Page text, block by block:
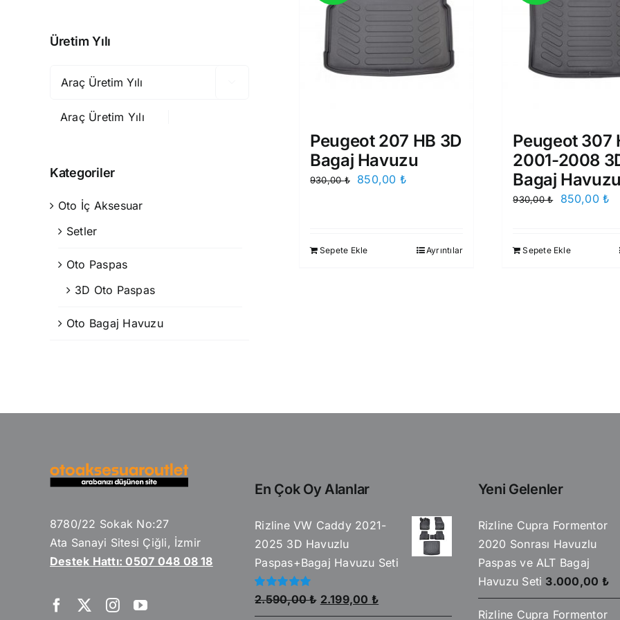
Peugeot 207 HB 3D
Bagaj Havuzu
930,00₺
Orijinal
850,00 ₺
Sepete Ekle Ayrıntılar
Peugeot 307
2001-2008
Bagaj Havuzu
930,00₺
Orijinal
850,00₺
Sepete Ekle
Üretim Yılı
Araç Üretim Yılı
Kategoriler
Oto İç Aksesuar
Setler
Oto Paspas
3D Oto Paspas
Oto Bagaj Havuzu
8780/22 Sokak No:27
Ata Sanayi Sitesi Çiğli, İzmir
Destek Hattı: 0507 048 08 18
En Çok Oy Alanlar
Rizline VW Caddy 2021-
2025 3D Havuzlu
Paspas+Bagaj Havuzu Seti
5
üzerinden
2.590,00₺ Orijinal
2.199,00 ₺Şu
Yeni Gelenler
Rizline Cupra Formentor
2020 Sonrası Havuzlu
Paspas ve ALT Bagaj
Havuzu Seti 3.000,00 ₺
Rizline Cupra Formentor